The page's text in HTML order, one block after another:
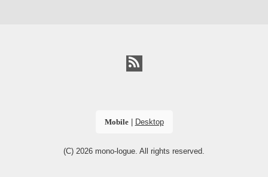
Mobile| Desktop
(C) 2026 mono-logue . All rights reserved.